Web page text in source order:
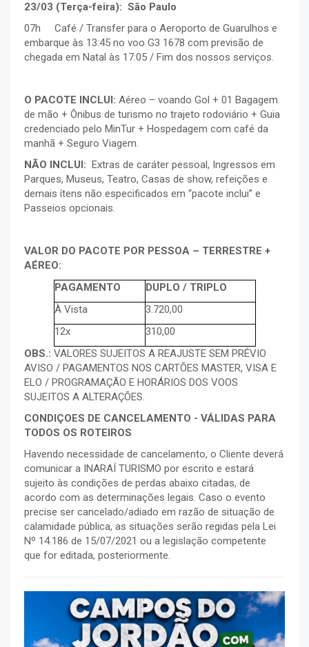
23/03 (Terça-feira): São Paulo
07h Café / Transfer para o Aeroporto de Guarulhos e
embarque às 13:45 no voo G3 1678 com previsão de
chegada em Natal às 17:05 / Fim dos nossos serviços.
O PACOTE INCLUI: Aéreo – voando Gol + 01 Bagagem
de mão + Ônibus de turismo no trajeto rodoviário + Guia
credenciado pelo MinTur + Hospedagem com café da
manhã + Seguro Viagem.
NÃO INCLUI: Extras de caráter pessoal, Ingressos em
Parques, Museus, Teatro, Casas de show, refeições e
demais ítens não especificados em “pacote inclui” e
Passeios opcionais.
VALOR DO PACOTE POR PESSOA – TERRESTRE +
AÉREO:
PAGAMENTO
DUPLO / TRIPLO
À Vista
3.720,00
12x
310,00
OBS.: VALORES SUJEITOS A REAJUSTE SEM PRÉVIO
AVISO / PAGAMENTOS NOS CARTÕES MASTER, VISA E
ELO / PROGRAMAÇÃO E HORÁRIOS DOS VOOS
SUJEITOS A ALTERAÇÕES.
CONDIÇOES DE CANCELAMENTO - VÁLIDAS PARA
TODOS OS ROTEIROS
Havendo necessidade de cancelamento, o Cliente deverá
comunicar a INARAÍ TURISMO por escrito e estará
sujeito às condições de perdas abaixo citadas, de
acordo com as determinações legais. Caso o evento
precise ser cancelado/adiado em razão de situação de
calamidade pública, as situações serão regidas pela Lei
Nº 14.186 de 15/07/2021 ou a legislação competente
que for editada, posteriormente.